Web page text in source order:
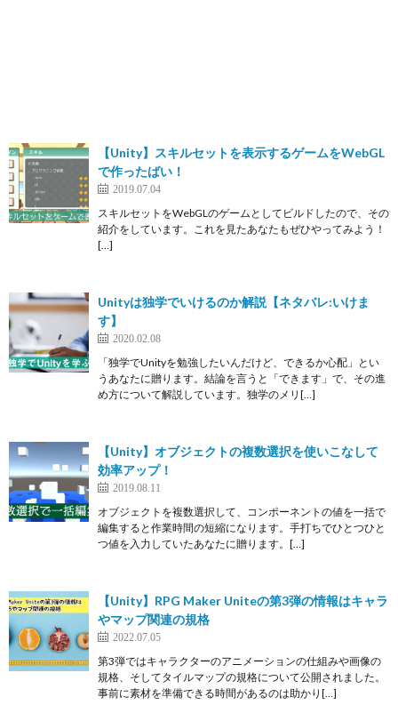
【Unity】スキルセットを表示するゲームをWebGL
で作ったばい！
2019.07.04
スキルセットをWebGLのゲームとしてビルドしたので、その
紹介をしています。これを見たあなたもぜひやってみよう！
[…]
Unityは独学でいけるのか解説【ネタバレ:いけま
す】
2020.02.08
「独学でUnityを勉強したいんだけど、できるか心配」とい
うあなたに贈ります。結論を言うと「できます」で、その進
め方について解説しています。独学のメリ[…]
【Unity】オブジェクトの複数選択を使いこなして
効率アップ！
2019.08.11
オブジェクトを複数選択して、コンポーネントの値を一括で
編集すると作業時間の短縮になります。手打ちでひとつひと
つ値を入力していたあなたに贈ります。[…]
【Unity】RPG Maker Uniteの第3弾の情報はキャラ
やマップ関連の規格
2022.07.05
第3弾ではキャラクターのアニメーションの仕組みや画像の
規格、そしてタイルマップの規格について公開されました。
事前に素材を準備できる時間があるのは助かり[…]